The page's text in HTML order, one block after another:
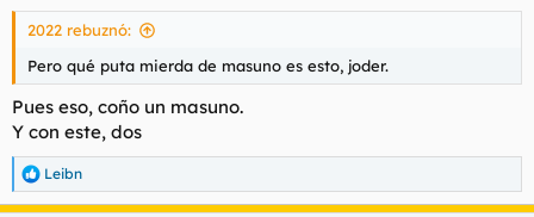
2022 rebuznó:
Pero qué puta mierda de masuno es esto, joder.
Pues eso, coño un masuno.
Y con este, dos
R
e
Leibn